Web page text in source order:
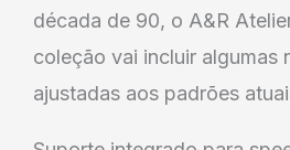
década de 90, o A&R
coleção vai incluir algumas
ajustadas aos padrões